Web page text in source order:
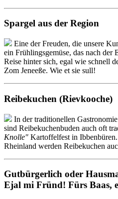
Spargel aus der Region
Eine der Freuden, die unsere
ein Frühlingsgemüse, das nach der
Reise hinter sich, egal wie schnell
Zom Jeneeße. Wie et sie sull!
Reibekuchen (Rievkooche)
In der traditionellen
sind Reibekuchenbuden auch oft
Knolle" Kartoffelfest in
Rheinland werden Reibekuchen
Gutbürgerlich oder
Ejal mi Fründ! Fürs Baas,